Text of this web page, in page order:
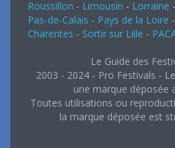
Roussillon - Limousin - Lorraine -
Pas-de-Calais - Pays de la Loire -
Charentes - Sortir sur Lille -
Le Guide des
2003 - 2024 - Pro Festivals -
une marque déposée
Toutes utilisations ou
la marque déposée est